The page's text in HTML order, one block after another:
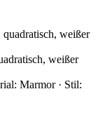
weißer
Marmor · Stil: